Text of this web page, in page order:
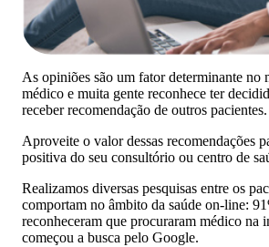
As opiniões são um fator determinante no
médico e muita gente reconhece ter
receber recomendação de outros pacientes.
Aproveite o valor dessas recomendações
positiva do seu consultório ou centro de
Realizamos diversas pesquisas entre os
comportam no âmbito da saúde on-line:
reconheceram que procuraram médico na
começou a busca pelo Google.